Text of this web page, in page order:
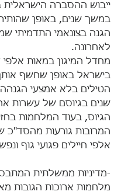
ייבוש ההסברה הישראלית
במשך שנים, באופן
הגנה בצונאמי התדמיתי
לאחרונה.
מחדל המיגון במאות אלפי
בישראל באופן שחשף אותן
הטילים בלא אמצעי
שנים בגיוסם של עשרות
הגיוס, בעוד המלחמות
המרובות גורעות מהסד"כ
אלפי חיילים פגועי גוף
-מדיניות ממשלתית
מלחמות ארוכות הגובות